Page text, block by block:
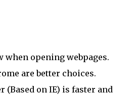
when opening webpages.
are better choices.
(Based on IE) is faster and